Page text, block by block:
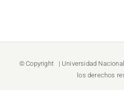
© Copyright | Universidad
los derechos